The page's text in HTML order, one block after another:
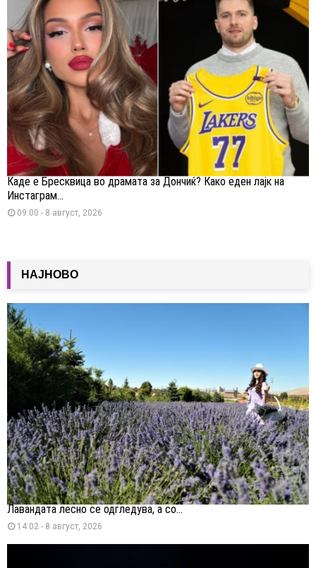
Каде е Бресквица во драмата за Дончиќ? Како еден лајк на
Инстаграм...
09:00 - 8 август, 2026
НАЈНОВО
Лавандата лесно се одгледува, а со...
14:02 - 8 август, 2026